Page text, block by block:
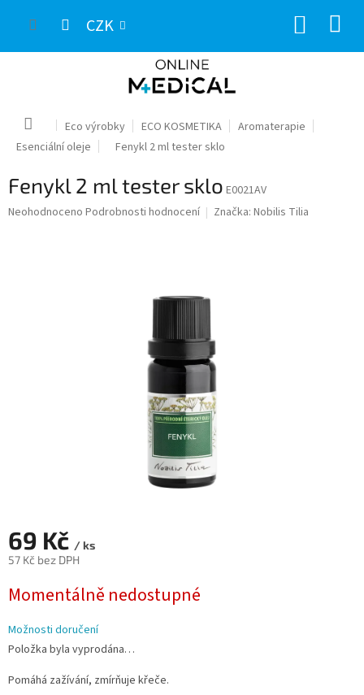
CZK
Domů Eco výrobky ECO KOSMETIKA
Aromaterapie
Esenciální oleje
Fenykl 2 ml tester sklo
Fenykl 2 ml tester sklo E0021AV
Průměrné
Neohodnoceno Podrobnosti hodnocení Značka: Nobilis Tilia
69 Kč / ks
57 Kč bez DPH
cena:
Momentálně nedostupné
Možnosti doručení
Položka byla vyprodána…
Pomáhá zažívání, zmírňuje křeče.